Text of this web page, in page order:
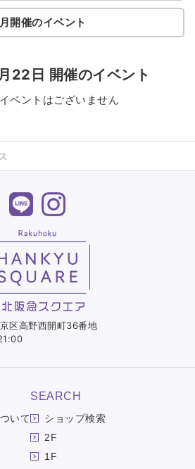
開催のイベント
22日 開催のイベント
ベントはございません
高野西開町36番地
いて
SEARCH
ショップ検索
2F
1F